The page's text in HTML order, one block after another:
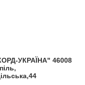
УКРАЇНА" 46008